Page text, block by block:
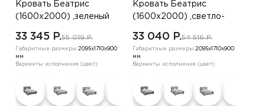
Кровать Беатрис
(1600х2000) ,зеленый
33 345 P.55 019 P.
Габаритные размеры:2095х1710х900
мм
Варианты исполнения (цвет):
Кровать Беатрис
(1600х2000) ,светло-
33 040 P.54 516 P.
Габаритные размеры:2095х1710х900
мм
Варианты исполнения (цвет):